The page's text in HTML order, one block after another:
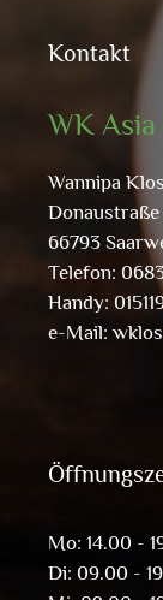
Kontakt
WK
Wannipa
Donaustraße
66793
Telefon:
Handy:
e-Mail:
Mo: 14.00 -
Di: 09.00 -